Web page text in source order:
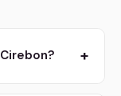
+